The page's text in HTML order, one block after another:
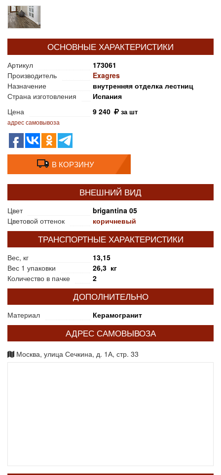
ОСНОВНЫЕ ХАРАКТЕРИСТИКИ
Артикул
173061
Производитель
Exagres
Назначение
внутренняя отделка лестниц
Страна изготовления
Испания
Цена
9 240 за шт
адрес самовывоза
В КОРЗИНУ
ВНЕШНИЙ ВИД
Цвет
brigantina 05
Цветовой оттенок
коричневый
ТРАНСПОРТНЫЕ ХАРАКТЕРИСТИКИ
Вес, кг
13,15
Вес 1 упаковки
26,3 кг
Количество в пачке
2
ДОПОЛНИТЕЛЬНО
Материал Керамогранит
АДРЕС САМОВЫВОЗА
Москва, улица Сечкина, д. 1А, стр. 33